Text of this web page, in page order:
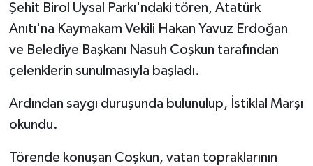
Şehit Birol Uysal Parkı'ndaki tören, Atatürk
Anıtı'na Kaymakam Vekili Hakan Yavuz Erdoğan
ve Belediye Başkanı Nasuh Coşkun tarafından
çelenklerin sunulmasıyla başladı.
Ardından saygı duruşunda bulunulup, İstiklal Marşı
okundu.
Törende konuşan Coşkun, vatan topraklarının